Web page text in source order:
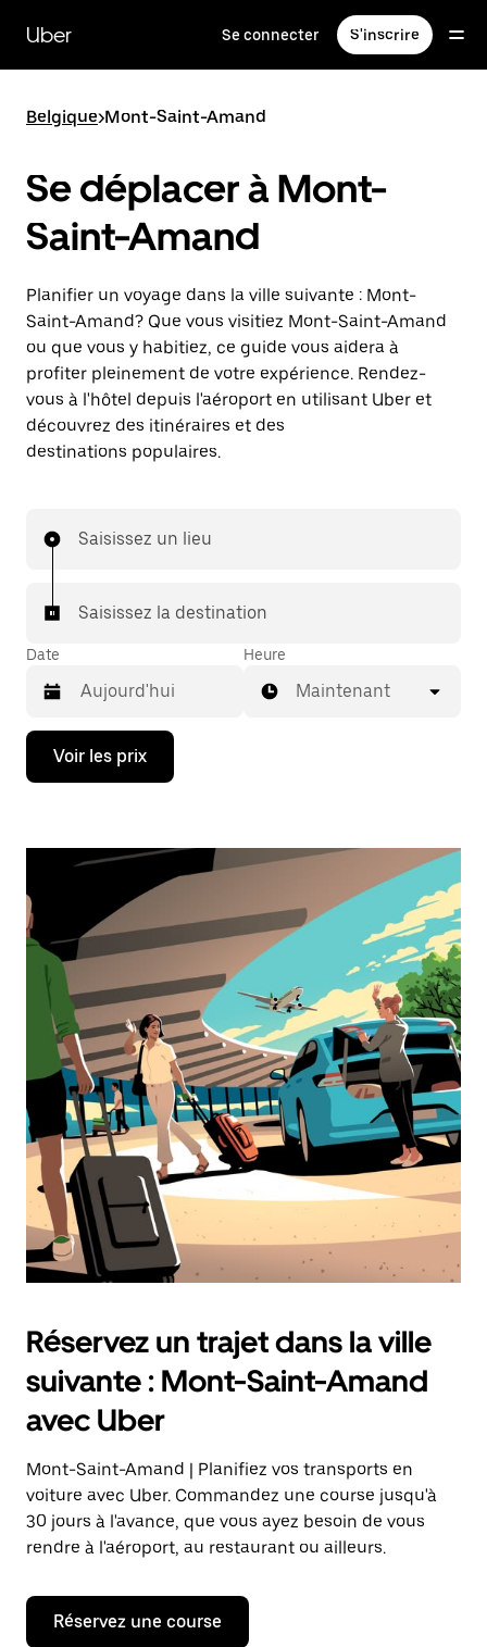
contenu
principal
Uber Se connecter S'inscrire
Belgique>Mont-Saint-Amand
Se déplacer à Mont-
Saint-Amand
Planifier un voyage dans la ville suivante : Mont-
Saint-Amand? Que vous visitiez Mont-Saint-Amand
ou que vous y habitiez, ce guide vous aidera à
profiter pleinement de votre expérience. Rendez-
vous à l'hôtel depuis l'aéroport en utilisant Uber et
découvrez des itinéraires et des
destinations populaires.
Saisissez un lieu
Saisissez la destination
Date
Appuyez
la
ouvrir
le
calendrier
sélectionner
une
date.
Appuyez
la
touche
Échap
pour
fermer
calendrier.
Heure
Maintenant
Voir les prix
Réservez un trajet dans la ville
suivante : Mont-Saint-Amand
avec Uber
Mont-Saint-Amand | Planifiez vos transports en
voiture avec Uber. Commandez une course jusqu'à
30 jours à l'avance, que vous ayez besoin de vous
rendre à l'aéroport, au restaurant ou ailleurs.
Réservez une course